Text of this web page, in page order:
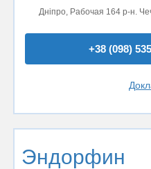
Дніпро, Рабочая 164 р-н.
+38 (098)
Эндорфин